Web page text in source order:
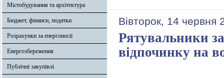
Містобудування та архітектура
Бюджет, фінанси, податки
Розрахунки за енергоносії
Енергозбереження
Публічні закупівлі
Вівторок, 14 червня
Рятувальники
відпочинку на